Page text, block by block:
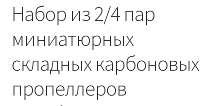
Заправка кондиционеров
Монтаж и установка кондиционеров
Монтаж промышленных и полупромышленных
Набор из 2/4 пар
миниатюрных
складных карбоновых
пропеллеров